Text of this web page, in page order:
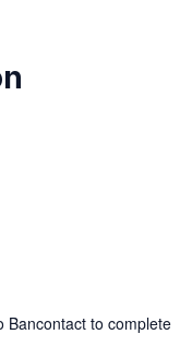
Bancontact to complete